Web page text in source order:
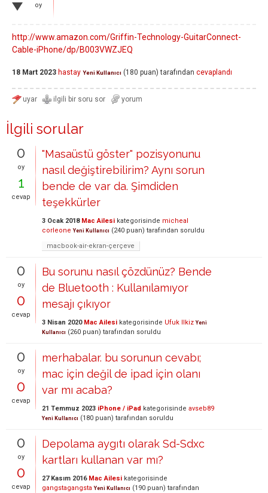
oy
http://www.amazon.com/Griffin-Technology-GuitarConnect-
Cable-iPhone/dp/B003VWZJEQ
18 Mart 2023 hastay Yeni Kullanıcı (180 puan) tarafından cevaplandı
İlgili sorular
0
oy
1
cevap
"Masaüstü göster" pozisyonunu
nasıl değiştirebilirim? Aynı sorun
bende de var da. Şimdiden
teşekkürler
3 Ocak 2018 Mac Ailesi kategorisinde micheal
corleone Yeni Kullanıcı (240 puan) tarafından soruldu
macbook-air-ekran-çerçeve
0
oy
0
cevap
Bu sorunu nasıl çözdünüz? Bende
de Bluetooth : Kullanılamıyor
mesajı çıkıyor
3 Nisan 2020 Mac Ailesi kategorisinde Ufuk Ilkiz Yeni
Kullanıcı (260 puan) tarafından soruldu
0
oy
0
cevap
merhabalar. bu sorunun cevabı;
mac için değil de ipad için olanı
var mı acaba?
21 Temmuz 2023 iPhone / iPad kategorisinde avseb89
Yeni Kullanıcı (180 puan) tarafından soruldu
0
oy
0
cevap
Depolama aygıtı olarak Sd-Sdxc
kartları kullanan var mı?
27 Kasım 2016 Mac Ailesi kategorisinde
gangstagangsta Yeni Kullanıcı (190 puan) tarafından